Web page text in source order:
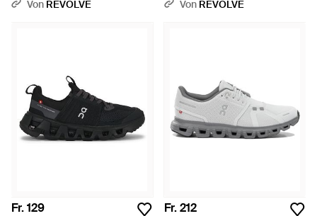
Von REVOLVE
Von REVOLVE
Fr. 129 Fr. 212